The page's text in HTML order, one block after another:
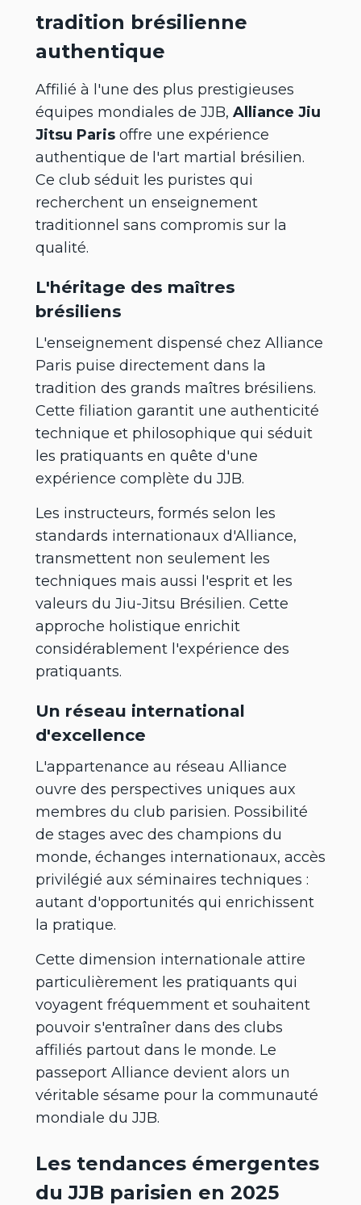
tradition brésilienne
authentique
Affilié à l'une des plus prestigieuses
équipes mondiales de JJB, Alliance Jiu
Jitsu Paris offre une expérience
authentique de l'art martial brésilien.
Ce club séduit les puristes qui
recherchent un enseignement
traditionnel sans compromis sur la
qualité.
L'héritage des maîtres
brésiliens
L'enseignement dispensé chez Alliance
Paris puise directement dans la
tradition des grands maîtres brésiliens.
Cette filiation garantit une authenticité
technique et philosophique qui séduit
les pratiquants en quête d'une
expérience complète du JJB.
Les instructeurs, formés selon les
standards internationaux d'Alliance,
transmettent non seulement les
techniques mais aussi l'esprit et les
valeurs du Jiu-Jitsu Brésilien. Cette
approche holistique enrichit
considérablement l'expérience des
pratiquants.
Un réseau international
d'excellence
L'appartenance au réseau Alliance
ouvre des perspectives uniques aux
membres du club parisien. Possibilité
de stages avec des champions du
monde, échanges internationaux, accès
privilégié aux séminaires techniques :
autant d'opportunités qui enrichissent
la pratique.
Cette dimension internationale attire
particulièrement les pratiquants qui
voyagent fréquemment et souhaitent
pouvoir s'entraîner dans des clubs
affiliés partout dans le monde. Le
passeport Alliance devient alors un
véritable sésame pour la communauté
mondiale du JJB.
Les tendances émergentes
du JJB parisien en 2025